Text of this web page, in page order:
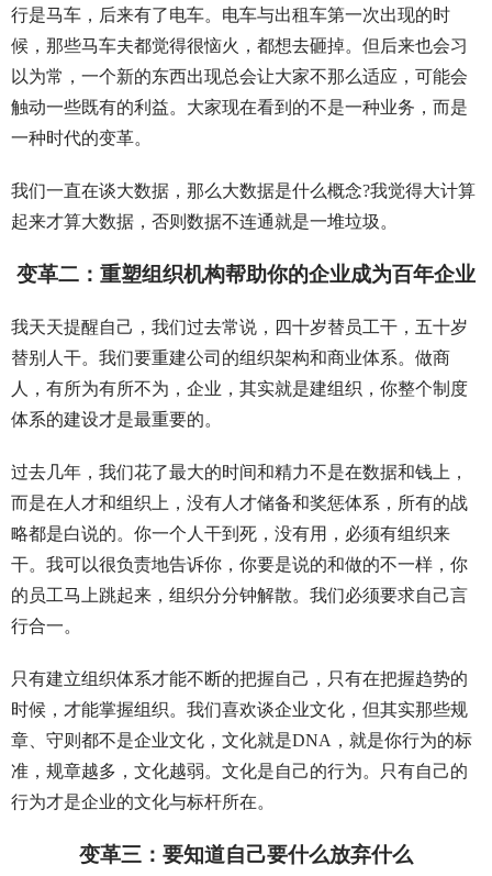
行是马车，后来有了电车。电车与出租车第一次出现的时
候，那些马车夫都觉得很恼火，都想去砸掉。但后来也会习
以为常，一个新的东西出现总会让大家不那么适应，可能会
触动一些既有的利益。大家现在看到的不是一种业务，而是
一种时代的变革。
我们一直在谈大数据，那么大数据是什么概念?我觉得大计算
起来才算大数据，否则数据不连通就是一堆垃圾。
变革二：重塑组织机构帮助你的企业成为百年企业
我天天提醒自己，我们过去常说，四十岁替员工干，五十岁
替别人干。我们要重建公司的组织架构和商业体系。做商
人，有所为有所不为，企业，其实就是建组织，你整个制度
体系的建设才是最重要的。
过去几年，我们花了最大的时间和精力不是在数据和钱上，
而是在人才和组织上，没有人才储备和奖惩体系，所有的战
略都是白说的。你一个人干到死，没有用，必须有组织来
干。我可以很负责地告诉你，你要是说的和做的不一样，你
的员工马上跳起来，组织分分钟解散。我们必须要求自己言
行合一。
只有建立组织体系才能不断的把握自己，只有在把握趋势的
时候，才能掌握组织。我们喜欢谈企业文化，但其实那些规
章、守则都不是企业文化，文化就是DNA，就是你行为的标
准，规章越多，文化越弱。文化是自己的行为。只有自己的
行为才是企业的文化与标杆所在。
变革三：要知道自己要什么放弃什么